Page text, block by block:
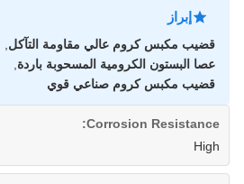
إبراز
قضيب مكبس كروم عالي مقاومة التآكل
عصا البستون الكرومية المسحوبة باردة
قضيب مكبس كروم صناعي قوي
Corrosion Resistance:
High